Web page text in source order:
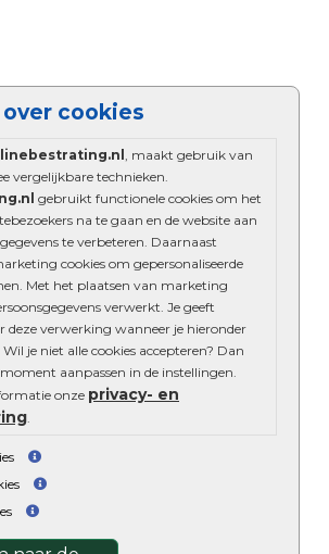
cookies
, maakt gebruik van
vergelijkbare technieken.
gebruikt functionele cookies om het
na te gaan en de website aan
te verbeteren. Daarnaast
cookies om gepersonaliseerde
Met het plaatsen van marketing
verwerkt. Je geeft
deze verwerking wanneer je hieronder
je niet alle cookies accepteren? Dan
aanpassen in de instellingen.
onze privacy- en
.